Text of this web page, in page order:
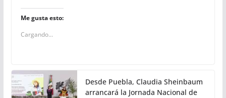
Me gusta esto:
Cargando...
Desde Puebla, Claudia Sheinbaum
arrancará la Jornada Nacional de